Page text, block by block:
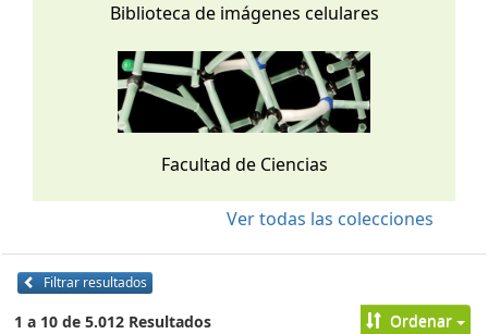
Biblioteca de imágenes celulares
Facultad de Ciencias
Ver todas las colecciones
Filtrar resultados
1 a 10 de 5.012 Resultados Ordenar